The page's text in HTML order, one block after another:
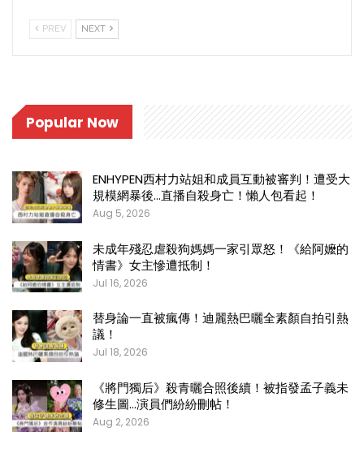
PREV NEXT
Popular Now
ENHYPEN西村力站姐和成員互動被審判！遭受大
規模網暴後…直播自殺身亡！懶人包看起！
Aug 5, 2026
未成年殘忍虐殺狗媽媽一家引眾怒！《給阿嬤的
情書》女主慘遭抵制！
Jul 16, 2026
替身論一直被瘋傳！迪麗熱巴曬全素顏自拍引熱
議！
Jul 18, 2026
《將門獨后》殺青曬合照後續！被指發孟子義未
修生圖…演員們紛紛刪帖！
Aug 2, 2026